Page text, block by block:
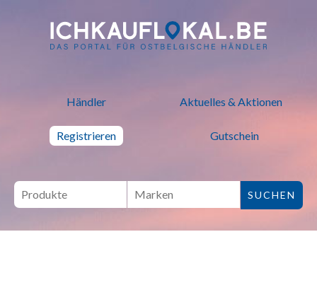
ich kauf lokal - Bei lokalen
Händler Aktuelles & Aktionen
Registrieren Gutschein